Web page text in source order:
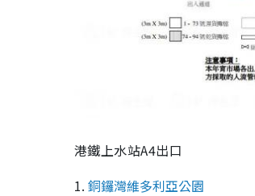
港鐵上水站A4出口
1. 銅鑼灣維多利亞公園